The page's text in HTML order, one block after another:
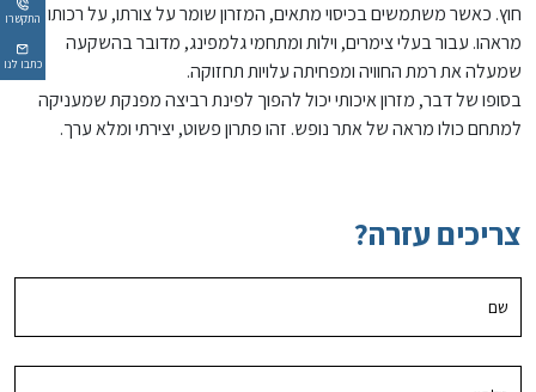
התקשרו
כתבו לנו
חוץ. כאשר משתמשים בכיסוי מתאים, המזרון שומר על צורתו, על רכותו ועל
מראהו. עבור בעלי צימרים, וילות ומתחמי גלמפינג, מדובר בהשקעה
שמעלה את רמת החוויה ומפחיתה עלויות תחזוקה.
בסופו של דבר, מזרון איכותי יכול להפוך לפינת רביצה מפנקת שמעניקה
למתחם כולו מראה של אתר נופש. זהו פתרון פשוט, יצירתי ומלא ערך.
צריכים עזרה?